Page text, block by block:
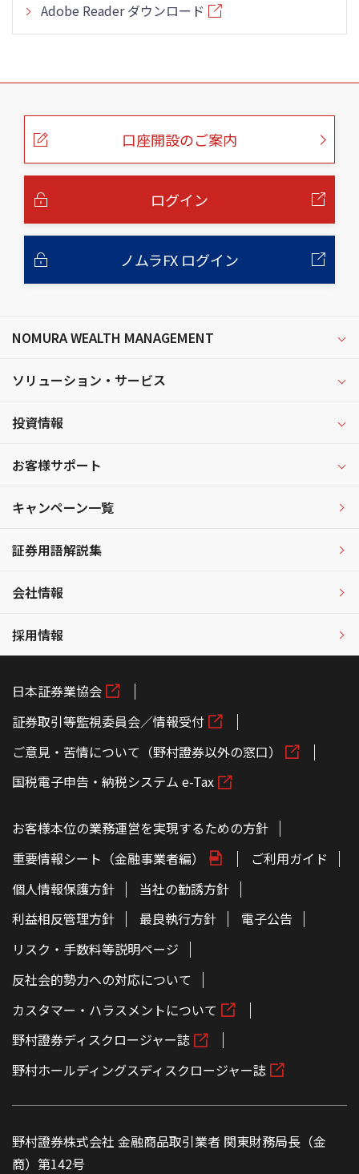
Adobe Reader ダウンロード
こ
口座開設のご案内
ログイン
ノムラFX ログイン
NOMURA WEALTH MANAGEMENT
ソリューション・サービス
投資情報
お客様サポート
キャンペーン一覧
証券用語解説集
会社情報
採用情報
日本証券業協会
証券取引等監視委員会／情報受付
ご意見・苦情について（野村證券以外の窓口）
国税電子申告・納税システム e-Tax
お客様本位の業務運営を実現するための方針
重要情報シート（金融事業者編）
ご利用ガイド
個人情報保護方針
当社の勧誘方針
利益相反管理方針
最良執行方針
電子公告
リスク・手数料等説明ページ
反社会的勢力への対応について
カスタマー・ハラスメントについて
野村證券ディスクロージャー誌
野村ホールディングスディスクロージャー誌
野村證券株式会社 金融商品取引業者 関東財務局長（金
商）第142号